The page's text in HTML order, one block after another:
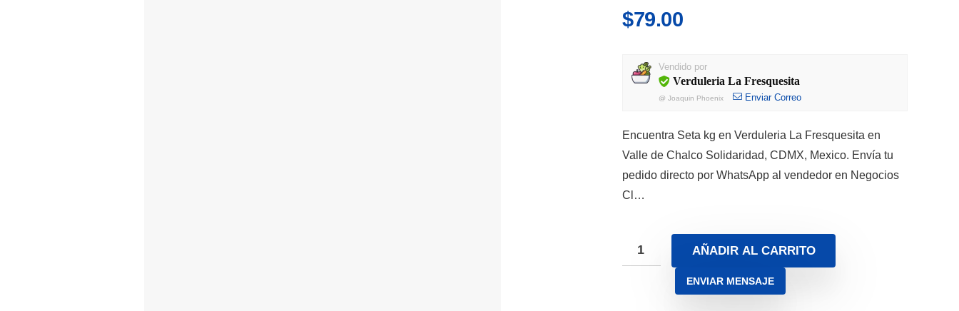
$79.00
Vendido por
Verduleria La Fresquesita
@ Joaquin Phoenix Enviar Correo
Encuentra Seta kg en Verduleria La Fresquesita en
Valle de Chalco Solidaridad, CDMX, Mexico. Envía tu
pedido directo por WhatsApp al vendedor en Negocios
Cl…
AÑADIR AL CARRITO
ENVIAR MENSAJE